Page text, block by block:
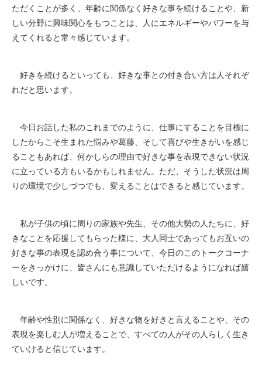
ただくことが多く、年齢に関係なく好きな事を続けることや、新
しい分野に興味関心をもつことは、人にエネルギーやパワーを与
えてくれると常々感じています。
好きを続けるといっても、好きな事との付き合い方は人それぞ
れだと思います。
今日お話した私のこれまでのように、仕事にすることを目標に
したからこそ生まれた悩みや葛藤、そして喜びや生きがいを感じ
ることもあれば、何かしらの理由で好きな事を表現できない状況
に立っている方もいるかもしれません。ただ、そうした状況は周
りの環境で少しづつでも、変えることはできると感じています。
私が子供の頃に周りの家族や先生、その他大勢の人たちに、好
きなことを応援してもらった様に、大人同士であってもお互いの
好きな事の表現を認め合う事について、今日のこのトークコーナ
ーをきっかけに、皆さんにも意識していただけるようになれば嬉
しいです。
年齢や性別に関係なく、好きな物を好きと言えることや、その
表現を楽しむ人が増えることで、すべての人がその人らしく生き
ていけると信じています。